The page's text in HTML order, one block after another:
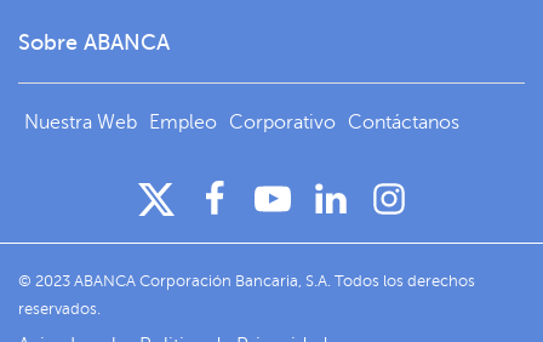
Sobre ABANCA
Nuestra Web Empleo Corporativo Contáctanos
© 2023 ABANCA Corporación Bancaria, S.A. Todos los derechos
reservados.